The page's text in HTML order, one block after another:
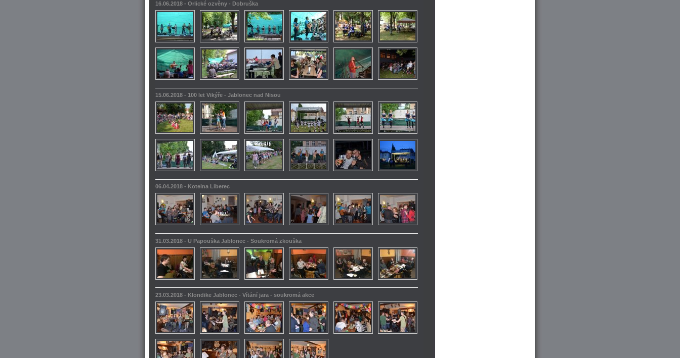
16.06.2018 - Orlické ozvěny - Dobruška
15.06.2018 - 100 let Vikýře - Jablonec nad Nisou
06.04.2018 - Kotelna Liberec
31.03.2018 - U Papouška Jablonec - Soukromá zkouška
23.03.2018 - Klondike Jablonec - Vítání jara - soukromá akce